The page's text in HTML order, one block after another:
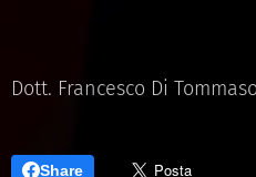
Dott. Francesco Di Tommaso
Share